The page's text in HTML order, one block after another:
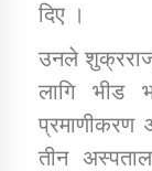
दिए ।
उनले शुक्रराज
लागि भीड
प्रमाणीकरण
तीन